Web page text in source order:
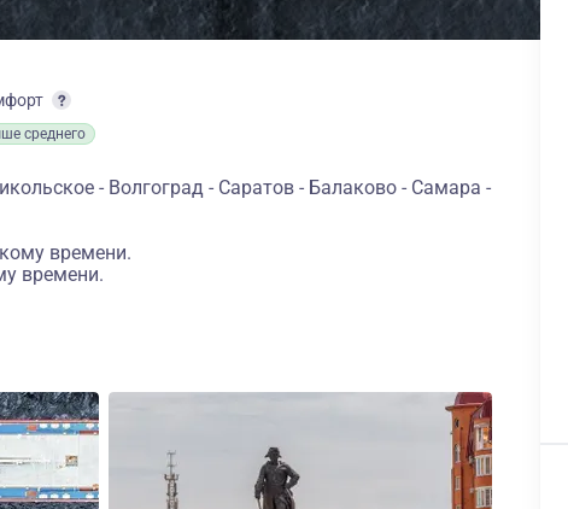
среднего
- Волгоград - Саратов - Балаково - Самара -
времени.
времени.